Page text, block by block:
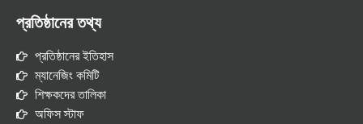
প্রতিষ্ঠানের তথ্য
প্রতিষ্ঠানের ইতিহাস
ম্যানেজিং কমিটি
শিক্ষকদের তালিকা
অফিস স্টাফ